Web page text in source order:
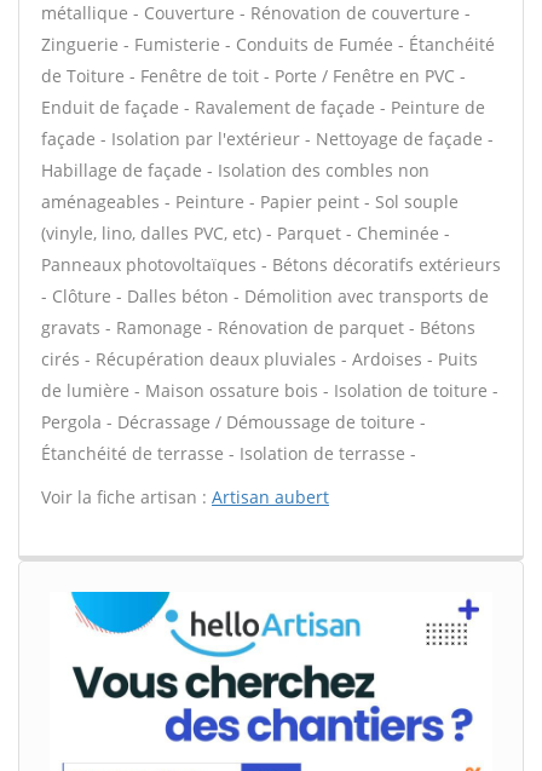
métallique - Couverture - Rénovation de couverture -
Zinguerie - Fumisterie - Conduits de Fumée - Étanchéité
de Toiture - Fenêtre de toit - Porte / Fenêtre en PVC -
Enduit de façade - Ravalement de façade - Peinture de
façade - Isolation par l'extérieur - Nettoyage de façade -
Habillage de façade - Isolation des combles non
aménageables - Peinture - Papier peint - Sol souple
(vinyle, lino, dalles PVC, etc) - Parquet - Cheminée -
Panneaux photovoltaïques - Bétons décoratifs extérieurs
- Clôture - Dalles béton - Démolition avec transports de
gravats - Ramonage - Rénovation de parquet - Bétons
cirés - Récupération deaux pluviales - Ardoises - Puits
de lumière - Maison ossature bois - Isolation de toiture -
Pergola - Décrassage / Démoussage de toiture -
Étanchéité de terrasse - Isolation de terrasse -
Voir la fiche artisan : Artisan aubert